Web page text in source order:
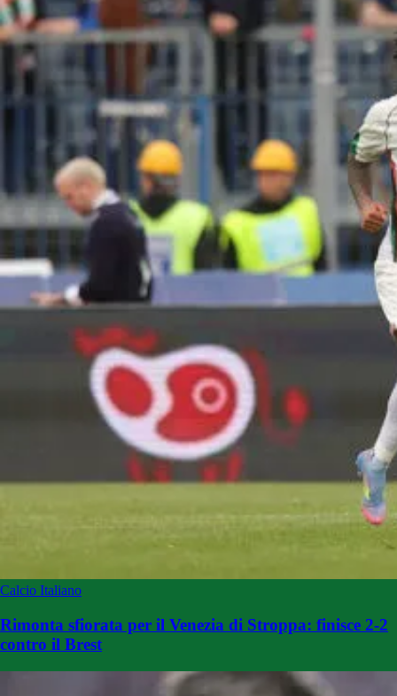
Calcio Italiano
Rimonta sfiorata per il Venezia di Stroppa: finisce 2-2
contro il Brest